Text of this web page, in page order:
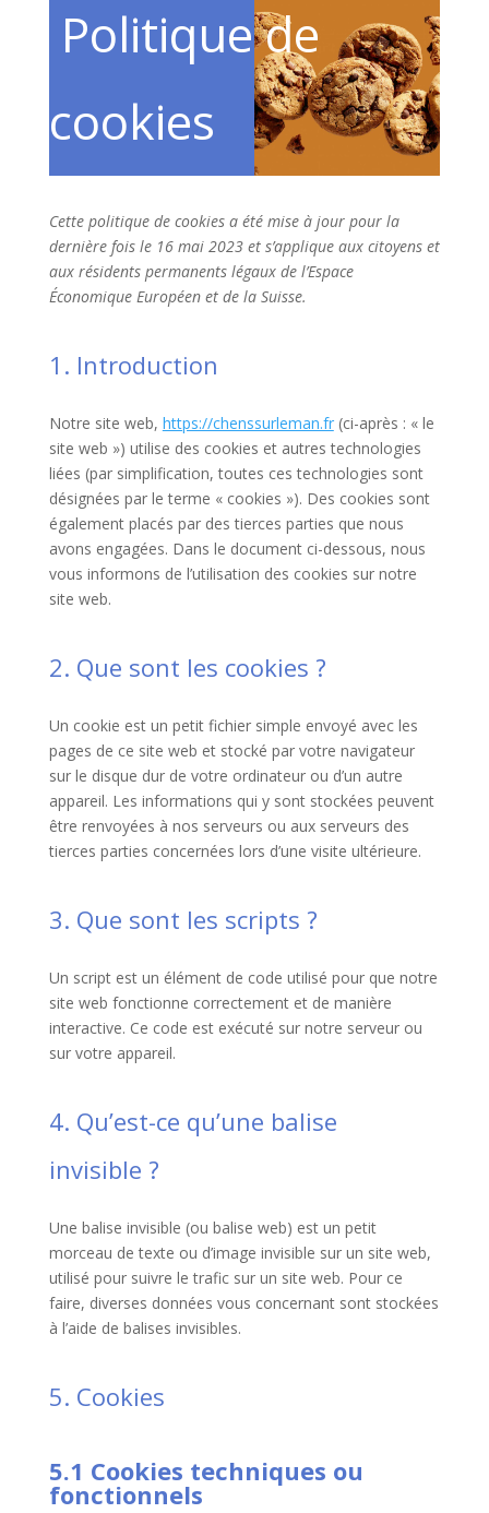
Politique de
cookies
Cette politique de cookies a été mise à jour pour la
dernière fois le 16 mai 2023 et s’applique aux citoyens et
aux résidents permanents légaux de l’Espace
Économique Européen et de la Suisse.
1. Introduction
Notre site web, https://chenssurleman.fr(ci-après : « le
site web ») utilise des cookies et autres technologies
liées (par simplification, toutes ces technologies sont
désignées par le terme « cookies »). Des cookies sont
également placés par des tierces parties que nous
avons engagées. Dans le document ci-dessous, nous
vous informons de l’utilisation des cookies sur notre
site web.
2. Que sont les cookies ?
Un cookie est un petit fichier simple envoyé avec les
pages de ce site web et stocké par votre navigateur
sur le disque dur de votre ordinateur ou d’un autre
appareil. Les informations qui y sont stockées peuvent
être renvoyées à nos serveurs ou aux serveurs des
tierces parties concernées lors d’une visite ultérieure.
3. Que sont les scripts ?
Un script est un élément de code utilisé pour que notre
site web fonctionne correctement et de manière
interactive. Ce code est exécuté sur notre serveur ou
sur votre appareil.
4. Qu’est-ce qu’une balise
invisible ?
Une balise invisible (ou balise web) est un petit
morceau de texte ou d’image invisible sur un site web,
utilisé pour suivre le trafic sur un site web. Pour ce
faire, diverses données vous concernant sont stockées
à l’aide de balises invisibles.
5. Cookies
5.1 Cookies techniques ou
fonctionnels